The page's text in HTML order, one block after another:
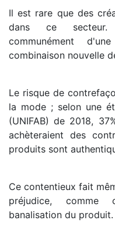
Il est rare que des
dans ce secteur.
communément
combinaison nouvelle
Le risque de
la mode ; selon une
(UNIFAB) de 2018,
achèteraient des
produits sont
Ce contentieux fait
préjudice,
banalisation du produit.